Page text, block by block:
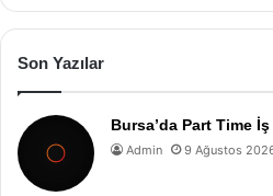
Son Yazılar
Bursa’da Part Time İş
Admin 9 Ağustos